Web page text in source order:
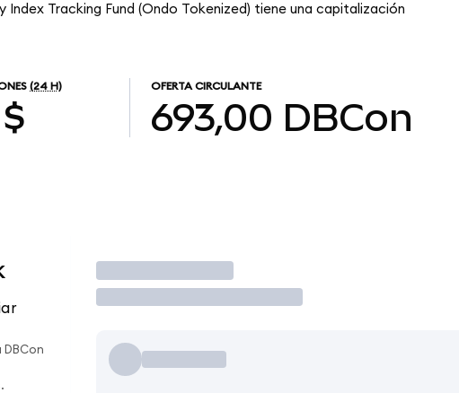
Tracking Fund (Ondo Tokenized) tiene una capitalización
(24 H) OFERTA CIRCULANTE
693,00 DBCon
DBCon
Operar